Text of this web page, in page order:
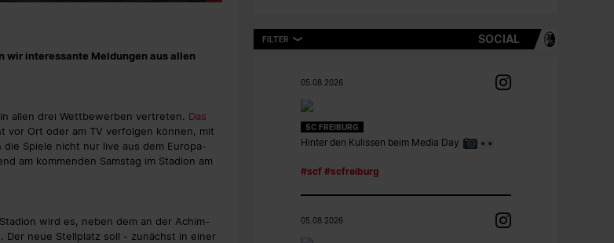
wir interessante Meldungen aus allen
allen drei Wettbewerben vertreten. Das
vor Ort oder am TV verfolgen können, mit
Spiele nicht nur live aus dem Europa-
am kommenden Samstag im Stadion am
wird es, neben dem an der Achim-
Der neue Stellplatz soll - zunächst in einer
SOCIAL
FILTER
05.08.2026
SC FREIBURG
Hinter den Kulissen beim Media Day
#scf #scfreiburg
05.08.2026